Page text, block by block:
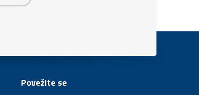
Povežite se